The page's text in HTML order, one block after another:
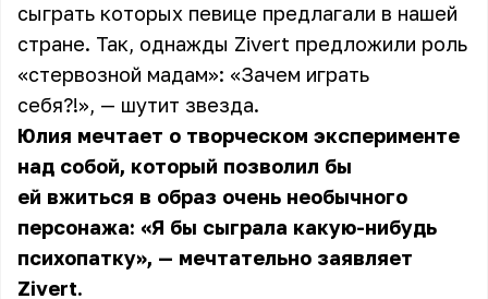
сыграть которых певице предлагали в нашей
стране. Так, однажды Zivert предложили роль
«стервозной мадам»: «Зачем играть
себя?!», — шутит звезда.
Юлия мечтает о творческом эксперименте
над собой, который позволил бы
ей вжиться в образ очень необычного
персонажа: «Я бы сыграла какую-нибудь
психопатку», — мечтательно заявляет
Zivert.